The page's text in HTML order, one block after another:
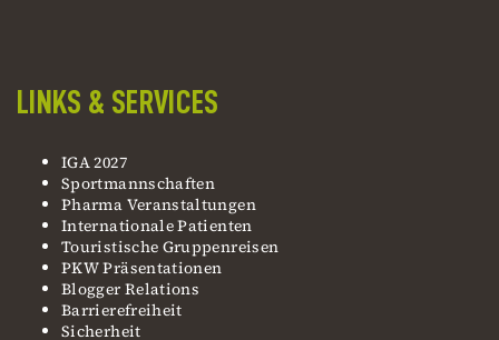
LINKS & SERVICES
IGA 2027
Sportmannschaften
Pharma Veranstaltungen
Internationale Patienten
Touristische Gruppenreisen
PKW Präsentationen
Blogger Relations
Barrierefreiheit
Sicherheit